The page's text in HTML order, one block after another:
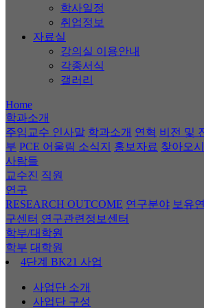
학사일정
취업정보
자료실
강의실 이용안내
각종서식
갤러리
Home
학과소개
주임교수 인사말 학과소개 연혁 비전 및
부 PCE 어울림 소식지 홍보자료 찾아오
사람들
교수진 직원
연구
RESEARCH OUTCOME 연구분야 보유
구센터 연구관련정보센터
학부/대학원
학부 대학원
4단계 BK21 사업
사업단 소개
사업단 구성